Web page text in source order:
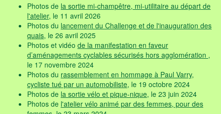
Photos de la sortie mi-champêtre, mi-utilitaire au départ de
l'atelier, le 11 avril 2026
Photos du lancement du Challenge et de l'inauguration des
quais, le 26 avril 2025
Photos et vidéo de la manifestation en faveur
d’aménagements cyclables sécurisés hors agglomération ,
le 17 novembre 2024
Photos du rassemblement en hommage à Paul Varry,
cycliste tué par un automobiliste, le 19 octobre 2024
Photos de la sortie vélo et pique-nique, le 23 juin 2024
Photos de l'atelier vélo animé par des femmes, pour des